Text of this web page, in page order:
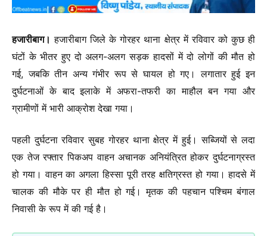
हजारीबाग। हजारीबाग जिले के गोरहर थाना क्षेत्र में रविवार को कुछ ही
घंटों के भीतर हुए दो अलग-अलग सड़क हादसों में दो लोगों की मौत हो
गई, जबकि तीन अन्य गंभीर रूप से घायल हो गए। लगातार हुई इन
दुर्घटनाओं के बाद इलाके में अफरा-तफरी का माहौल बन गया और
ग्रामीणों में भारी आक्रोश देखा गया।
पहली दुर्घटना रविवार सुबह गोरहर थाना क्षेत्र में हुई। सब्जियों से लदा
एक तेज रफ्तार पिकअप वाहन अचानक अनियंत्रित होकर दुर्घटनाग्रस्त
हो गया। वाहन का अगला हिस्सा पूरी तरह क्षतिग्रस्त हो गया। हादसे में
चालक की मौके पर ही मौत हो गई। मृतक की पहचान पश्चिम बंगाल
निवासी के रूप में की गई है।